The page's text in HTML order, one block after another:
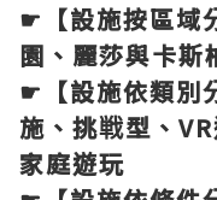
☛【設施按區域
園、麗莎與卡斯
☛【設施依類別
施、挑戦型、
家庭遊玩